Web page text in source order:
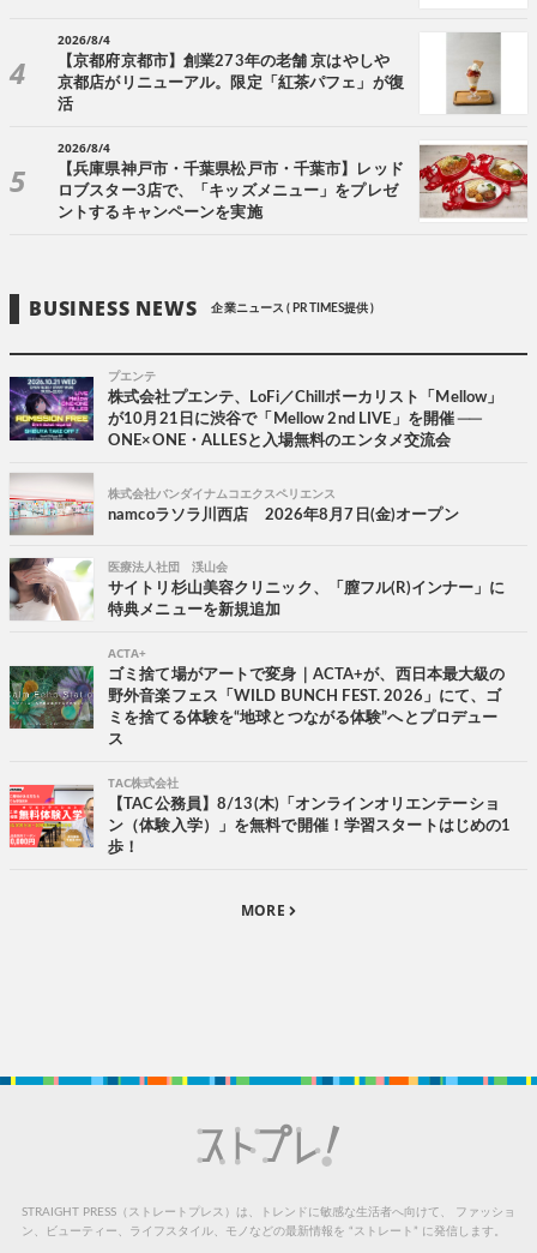
2026/8/4
【京都府京都市】創業273年の老舗 京はやしや
京都店がリニューアル。限定「紅茶パフェ」が復
活
2026/8/4
【兵庫県神戸市・千葉県松戸市・千葉市】レッド
ロブスター3店で、「キッズメニュー」をプレゼ
ントするキャンペーンを実施
BUSINESS NEWS 企業ニュース ( PR TIMES提供 )
プエンテ
株式会社プエンテ、LoFi／Chillボーカリスト「Mellow」
が10月21日に渋谷で「Mellow 2nd LIVE」を開催 ──
ONE×ONE・ALLESと入場無料のエンタメ交流会
株式会社バンダイナムコエクスペリエンス
namcoラソラ川西店 2026年8月7日(金)オープン
医療法人社団 渓山会
サイトリ杉山美容クリニック、「膣フル(R)インナー」に
特典メニューを新規追加
ACTA+
ゴミ捨て場がアートで変身｜ACTA+が、西日本最大級の
野外音楽フェス「WILD BUNCH FEST. 2026」にて、ゴ
ミを捨てる体験を“地球とつながる体験”へとプロデュー
ス
TAC株式会社
【TAC公務員】8/13(木)「オンラインオリエンテーショ
ン（体験入学）」を無料で開催！学習スタートはじめの1
歩！
MORE
STRAIGHT PRESS（ストレートプレス）は、トレンドに敏感な生活者へ向けて、
ファッショ
ン、ビューティー、ライフスタイル、モノなどの最新情報を “ストレート” に発信します。